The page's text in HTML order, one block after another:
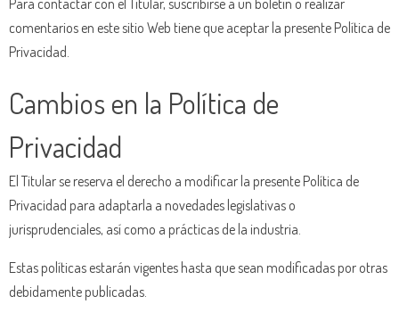
comentarios en este sitio Web tiene que aceptar la presente Política de
Privacidad.
Cambios en la Política de
Privacidad
El Titular se reserva el derecho a modificar la presente Política de
Privacidad para adaptarla a novedades legislativas o
jurisprudenciales, así como a prácticas de la industria.
Estas políticas estarán vigentes hasta que sean modificadas por otras
debidamente publicadas.